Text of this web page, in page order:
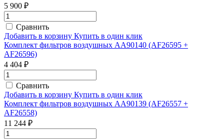
5 900 ₽
Сравнить
Добавить в корзину Купить в один клик
Комплект фильтров воздушных AA90140 (AF26595 +
AF26596)
4 404 ₽
Сравнить
Добавить в корзину Купить в один клик
Комплект фильтров воздушных AA90139 (AF26557 +
AF26558)
11 244 ₽